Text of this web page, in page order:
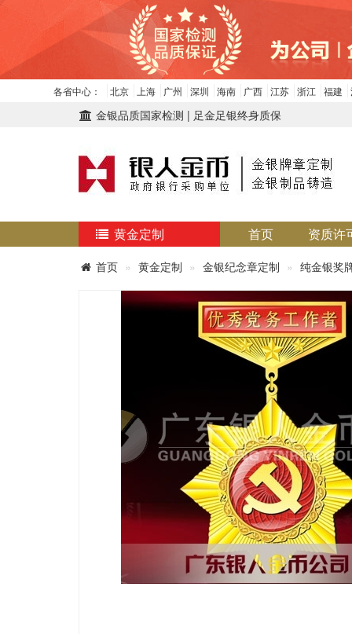
各省中心： 北京 上海 广州 深圳 海南 广西 江苏 浙江 福建
金银品质国家检测 | 足金足银终身质保
黄金定制 首页 资质许
首页 黄金定制 金银纪念章定制 纯金银奖